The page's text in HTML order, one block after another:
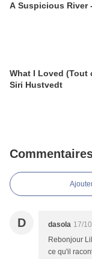
A Suspicious River
What I Loved (Tout
Siri Hustvedt
D dasola 17/
Rebonjour
ce qu'il